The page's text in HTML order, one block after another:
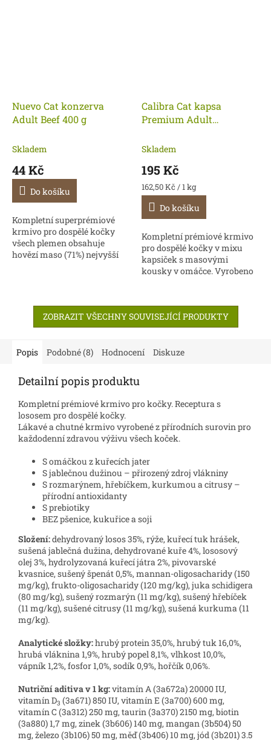
Nuevo Cat konzerva
Adult Beef 400 g
Skladem
44 Kč
Do košíku
Kompletní superprémiové
krmivo pro dospělé kočky
všech plemen obsahuje
hovězí maso (71%) nejvyšší
Calibra Cat kapsa
Premium Adult
Skladem
195 Kč
Měrná
cena:
162,50 Kč / 1 kg
Do košíku
Kompletní prémiové krmivo
pro dospělé kočky v mixu
kapsiček s masovými
kousky v omáčce. Vyrobeno
Multipack obsahuje:3x
Calibra Cat...
ZOBRAZIT VŠECHNY SOUVISEJÍCÍ PRODUKTY
Popis Podobné (8) Hodnocení Diskuze
Detailní popis produktu
Kompletní prémiové krmivo pro kočky. Receptura s
lososem pro dospělé kočky.
Lákavé a chutné krmivo vyrobené z přírodních surovin pro
každodenní zdravou výživu všech koček.
S omáčkou z kuřecích jater
S jablečnou dužinou – přirozený zdroj vlákniny
S rozmarýnem, hřebíčkem, kurkumou a citrusy –
přírodní antioxidanty
S prebiotiky
BEZ pšenice, kukuřice a soji
Složení:dehydrovaný losos 35%, rýže, kuřecí tuk hrášek,
sušená jablečná dužina, dehydrované kuře 4%, lososový
olej 3%, hydrolyzovaná kuřecí játra 2%, pivovarské
kvasnice, sušený špenát 0,5%, mannan-oligosacharidy (150
mg/kg), frukto-oligosacharidy (120 mg/kg), juka schidigera
(80 mg/kg), sušený rozmarýn (11 mg/kg), sušený hřebíček
(11 mg/kg), sušené citrusy (11 mg/kg), sušená kurkuma (11
mg/kg).
Analytické složky:hrubýprotein35,0%, hrubý tuk 16,0%,
hrubá vláknina 1,9%, hrubý popel 8,1%, vlhkost 10,0%,
vápník 1,2%, fosfor 1,0%, sodík 0,9%, hořčík 0,06%.
Nutriční aditiva v 1 kg:vitamín A (3a672a) 20000 IU,
vitamín D3 (3a671) 850 IU, vitamín E (3a700) 600 mg,
vitamín C (3a312) 250 mg, taurin (3a370) 2150 mg, biotin
(3a880) 1,7 mg, zinek (3b606) 140 mg, mangan (3b504) 50
mg, železo (3b106) 50 mg, měď (3b406) 10 mg, jód (3b201) 3.5